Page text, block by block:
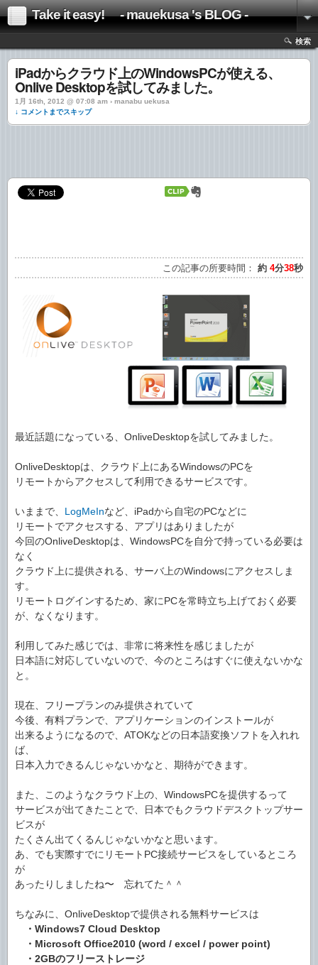
Take it easy! - mauekusa 's BLOG -
検索
iPadからクラウド上のWindowsPCが使える、
Onlive Desktopを試してみました。
1月 16th, 2012 @ 07:08 am › manabu uekusa
↓ コメントまでスキップ
この記事の所要時間： 約 4分38秒
最近話題になっている、OnliveDesktopを試してみました。
OnliveDesktopは、クラウド上にあるWindowsのPCを
リモートからアクセスして利用できるサービスです。
いままで、 LogMeInなど、iPadから自宅のPCなどに
リモートでアクセスする、アプリはありましたが
今回のOnliveDesktopは、WindowsPCを自分で持っている必要は
なく
クラウド上に提供される、サーバ上のWindowsにアクセスしま
す。
リモートログインするため、家にPCを常時立ち上げておく必要
が、なくなります。
利用してみた感じでは、非常に将来性を感じましたが
日本語に対応していないので、今のところはすぐに使えないかな
と。
現在、フリープランのみ提供されていて
今後、有料プランで、アプリケーションのインストールが
出来るようになるので、ATOKなどの日本語変換ソフトを入れれ
ば、
日本入力できるんじゃないかなと、期待ができます。
また、このようなクラウド上の、WindowsPCを提供するって
サービスが出てきたことで、日本でもクラウドデスクトップサー
ビスが
たくさん出てくるんじゃないかなと思います。
あ、でも実際すでにリモートPC接続サービスをしているところ
が
あったりしましたね〜 忘れてた＾＾
ちなみに、OnliveDesktopで提供される無料サービスは
・Windows7 Cloud Desktop
・Microsoft Office2010 (word / excel / power point)
・2GBのフリーストレージ